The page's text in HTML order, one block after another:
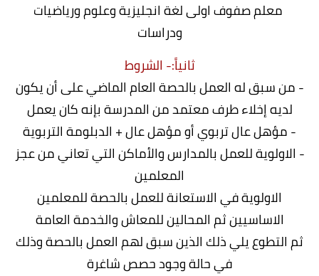
معلم صفوف اولی لغة انجليزية وعلوم ورياضيات
ودراسات
ثانياً:- الشروط
- من سبق له العمل بالحصة العام الماضي على أن يكون
لديه إخلاء طرف معتمد من المدرسة بإنه كان يعمل
- مؤهل عال تربوي أو مؤهل عال + الدبلومة التربوية
- الاولوية للعمل بالمدارس والأماكن التي تعاني من عجز
المعلمين
الاولوية في الاستعانة للعمل بالحصة للمعلمين
الاساسيين ثم المحالين للمعاش والخدمة العامة
ثمالتطوع يلي ذلك الذين سبق لهم العمل بالحصة وذلك
في حالة وجود حصص شاغرة